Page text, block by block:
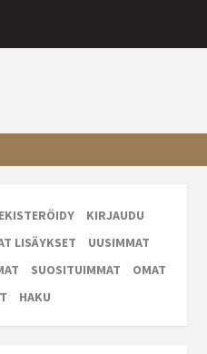
KIRJAUDU
LISÄYKSET
UUSIMMAT
SUOSITUIMMAT
OMAT
HAKU